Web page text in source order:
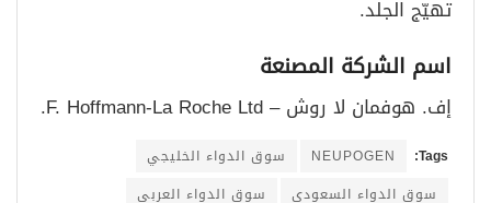
تهيّج الجلد.
اسم الشركة المصنعة
إف. هوفمان لا روش – F. Hoffmann-La Roche Ltd.
Tags:
NEUPOGEN
سوق الدواء الخليجي
سوق الدواء السعودي
سوق الدواء العربي